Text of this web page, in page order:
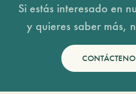
Si estás interesado en
y quieres saber más,